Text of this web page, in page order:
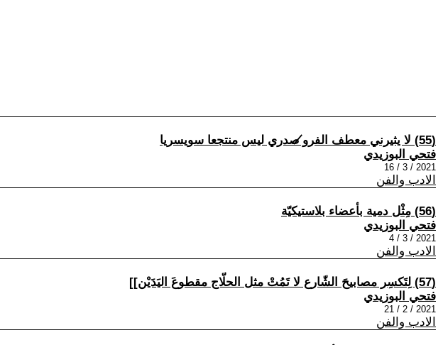
(55) لا يثيرني معطف الفرو̸ صدري ليس منتجعا سويسريا
فتحي البوزيدي
2021 / 3 / 16
الادب والفن
(56) مِثْل دمية بأعضاء بلاستيكيّة
فتحي البوزيدي
2021 / 3 / 4
الادب والفن
(57) لِتَكسِر مصابيحَ الشّارع لا تَمُتْ مثل الحلّاج مقطوعَ اليَدَيْن]]
فتحي البوزيدي
2021 / 2 / 21
الادب والفن